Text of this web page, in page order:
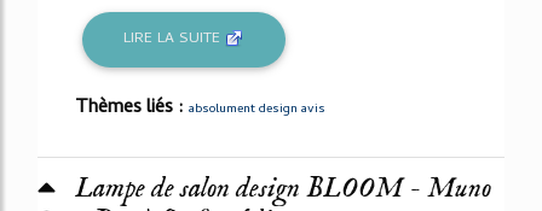
LIRE LA SUITE
Thèmes liés : absolument design avis
Lampe de salon design BLOOM - Muno